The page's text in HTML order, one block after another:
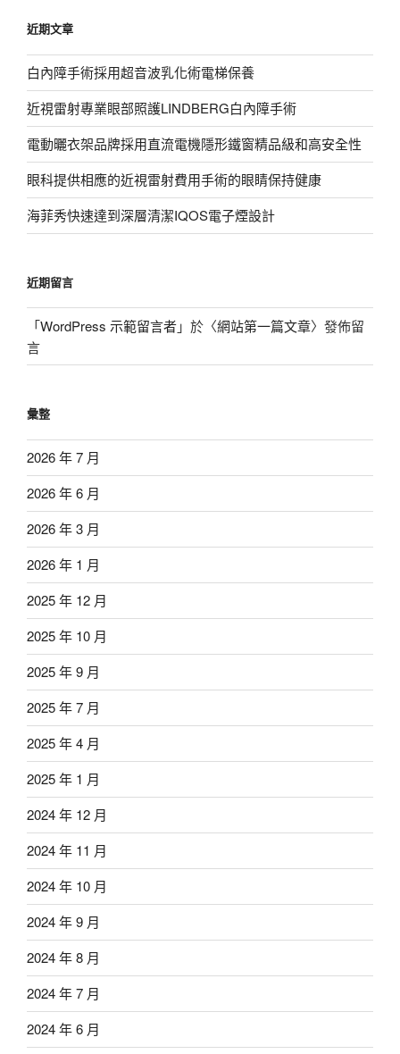
字:
近期文章
白內障手術採用超音波乳化術電梯保養
近視雷射專業眼部照護LINDBERG白內障手術
電動曬衣架品牌採用直流電機隱形鐵窗精品級和高安全性
眼科提供相應的近視雷射費用手術的眼睛保持健康
海菲秀快速達到深層清潔IQOS電子煙設計
近期留言
「WordPress 示範留言者」於〈網站第一篇文章〉發佈留
言
彙整
2026 年 7 月
2026 年 6 月
2026 年 3 月
2026 年 1 月
2025 年 12 月
2025 年 10 月
2025 年 9 月
2025 年 7 月
2025 年 4 月
2025 年 1 月
2024 年 12 月
2024 年 11 月
2024 年 10 月
2024 年 9 月
2024 年 8 月
2024 年 7 月
2024 年 6 月